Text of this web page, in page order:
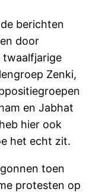
berichten
door
twaalfjarige
Zenki,
en Jabhat
hier ook
het echt zit.
toen
protesten op